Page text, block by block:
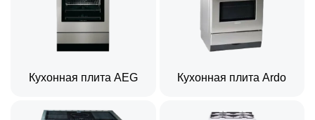
Кухонная плита AEG Кухонная плита Ardo